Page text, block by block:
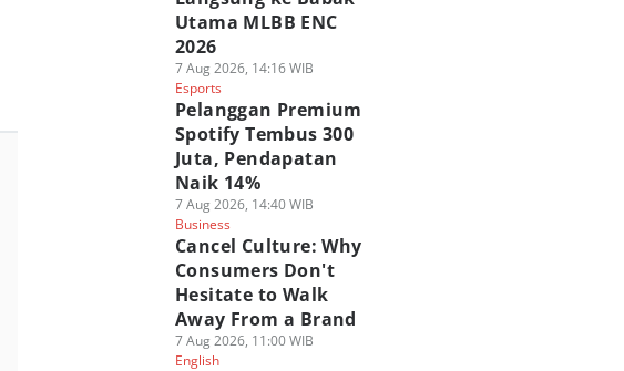
Utama MLBB ENC
2026
7 Aug 2026, 14:16 WIB
Esports
Pelanggan Premium
Spotify Tembus 300
Juta, Pendapatan
Naik 14%
7 Aug 2026, 14:40 WIB
Business
Cancel Culture: Why
Consumers Don't
Hesitate to Walk
Away From a Brand
7 Aug 2026, 11:00 WIB
English